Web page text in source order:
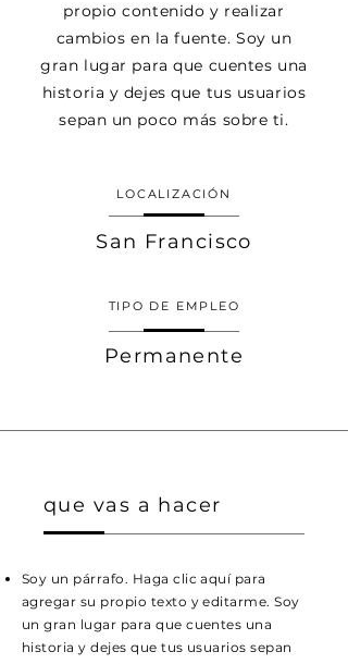
propio contenido y realizar
cambios en la fuente. Soy un
gran lugar para que cuentes una
historia y dejes que tus usuarios
sepan un poco más sobre ti.
LOCALIZACIÓN
San Francisco
TIPO DE EMPLEO
Permanente
que vas a hacer
Soy un párrafo. Haga clic aquí para
agregar su propio texto y editarme. Soy
un gran lugar para que cuentes una
historia y dejes que tus usuarios sepan